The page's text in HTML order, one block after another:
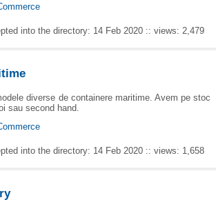
into the directory: 14 Feb 2020 :: views: 2,479
diverse de containere maritime. Avem pe stoc
sau second hand.
into the directory: 14 Feb 2020 :: views: 1,658